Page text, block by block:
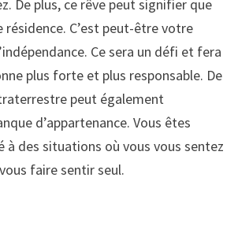
De plus, ce rêve peut signifier que
C’est peut-être votre
Ce sera un défi et fera
plus forte et plus responsable. De
peut également
d’appartenance. Vous êtes
des situations où vous vous sentez
faire sentir seul.